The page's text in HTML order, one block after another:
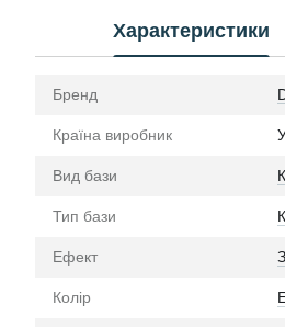
Характеристики
Бренд
Країна виробник
Вид бази
Тип бази
Ефект
Колір